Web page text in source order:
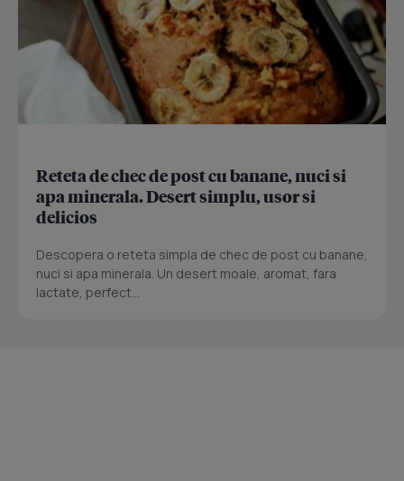
Reteta de chec de post cu banane, nuci si
apa minerala. Desert simplu, usor si
delicios
Descopera o reteta simpla de chec de post cu banane,
nuci si apa minerala. Un desert moale, aromat, fara
lactate, perfect...